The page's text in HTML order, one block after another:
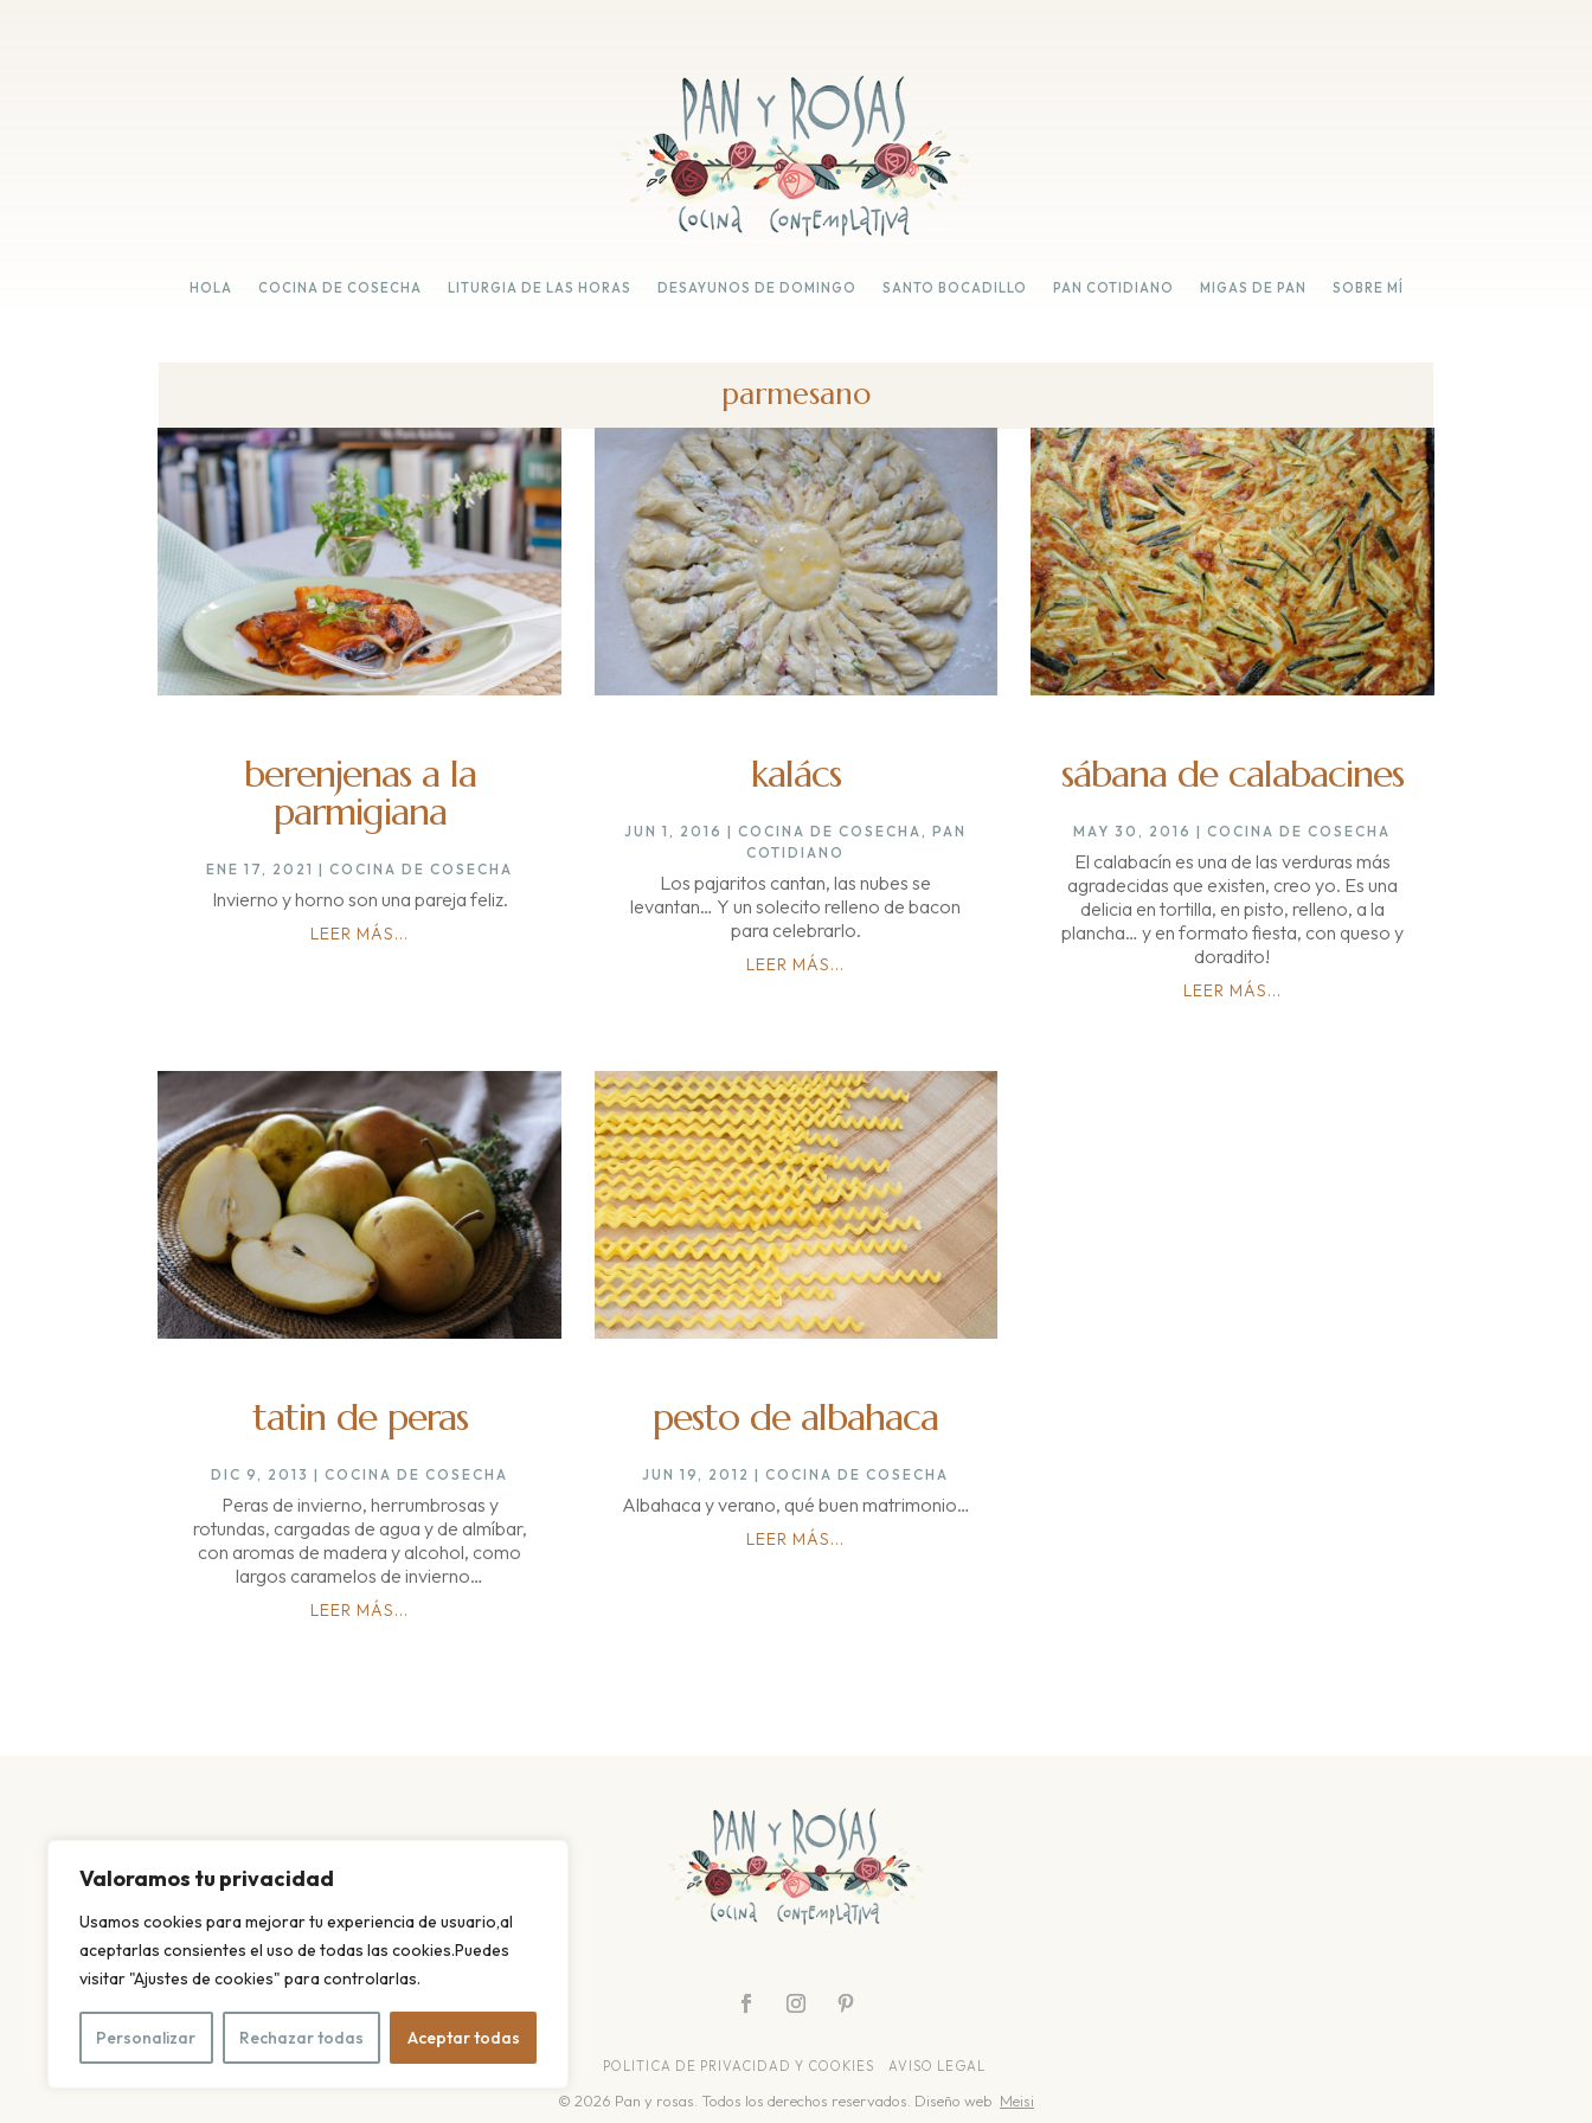
Valoramos tu privacidad
Usamos cookies para mejorar tu experiencia de usuario,al
aceptarlas consientes el uso de todas las cookies.Puedes
visitar "Ajustes de cookies" para controlarlas.
Personalizar Rechazar todas Aceptar todas
HOLA COCINA DE COSECHA LITURGIA DE LAS HORAS DESAYUNOS DE DOMINGO SANTO BOCADILLO PAN COTIDIANO MIGAS DE PAN SOBRE MÍ
parmesano
berenjenas a la
parmigiana
ENE 17, 2021 |COCINA DE COSECHA
Invierno y horno son una pareja feliz.
LEER MÁS...
kalács
JUN 1, 2016 |COCINA DE COSECHA ,PAN
COTIDIANO
Los pajaritos cantan, las nubes se
levantan… Y un solecito relleno de bacon
para celebrarlo.
LEER MÁS...
sábana de calabacines
MAY 30, 2016 |COCINA DE COSECHA
El calabacín es una de las verduras más
agradecidas que existen, creo yo. Es una
delicia en tortilla, en pisto, relleno, a la
plancha… y en formato fiesta, con queso y
doradito!
LEER MÁS...
tatin de peras
DIC 9, 2013 |COCINA DE COSECHA
Peras de invierno, herrumbrosas y
rotundas, cargadas de agua y de almíbar,
con aromas de madera y alcohol, como
largos caramelos de invierno…
LEER MÁS...
pesto de albahaca
JUN 19, 2012 |COCINA DE COSECHA
Albahaca y verano, qué buen matrimonio…
LEER MÁS...
POLITICA DE PRIVACIDAD Y COOKIES AVISO LEGAL
© 2026 Pan y rosas. Todos los derechos reservados. Diseño web Meisi